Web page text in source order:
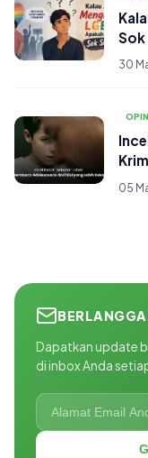
Sok
30
05
Dapatkan update
di inbox Anda